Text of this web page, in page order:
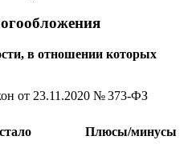
в отношении которых
от 23.11.2020 № 373-ФЗ
Плюсы/минусы